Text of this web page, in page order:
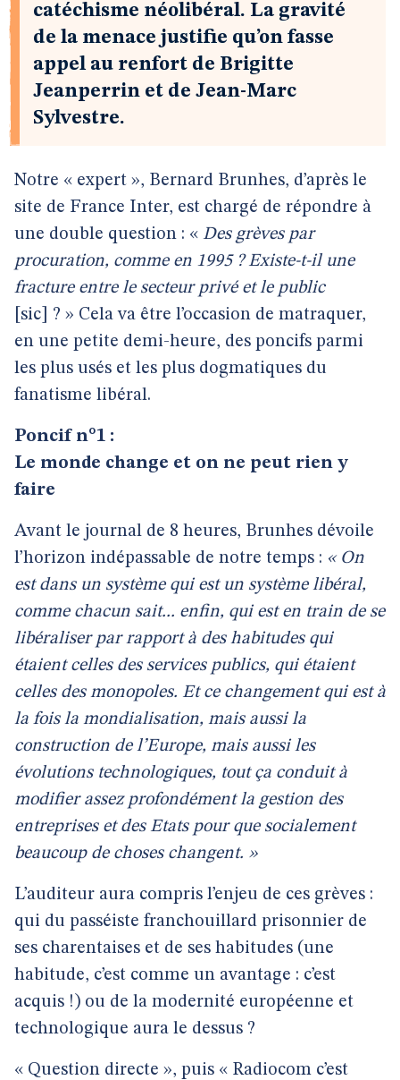
catéchisme néolibéral. La gravité
de la menace justifie qu’on fasse
appel au renfort de Brigitte
Jeanperrin et de Jean-Marc
Sylvestre.
Notre « expert », Bernard Brunhes, d’après le
site de France Inter, est chargé de répondre à
une double question : « Des grèves par
procuration, comme en 1995 ? Existe-t-il une
fracture entre le secteur privé et le public
[sic] ? » Cela va être l’occasion de matraquer,
en une petite demi-heure, des poncifs parmi
les plus usés et les plus dogmatiques du
fanatisme libéral.
Poncif n°1 :
Le monde change et on ne peut rien y
faire
Avant le journal de 8 heures, Brunhes dévoile
l’horizon indépassable de notre temps : « On
est dans un système qui est un système libéral,
comme chacun sait... enfin, qui est en train de se
libéraliser par rapport à des habitudes qui
étaient celles des services publics, qui étaient
celles des monopoles. Et ce changement qui est à
la fois la mondialisation, mais aussi la
construction de l’Europe, mais aussi les
évolutions technologiques, tout ça conduit à
modifier assez profondément la gestion des
entreprises et des Etats pour que socialement
beaucoup de choses changent. »
L’auditeur aura compris l’enjeu de ces grèves :
qui du passéiste franchouillard prisonnier de
ses charentaises et de ses habitudes (une
habitude, c’est comme un avantage : c’est
acquis !) ou de la modernité européenne et
technologique aura le dessus ?
« Question directe », puis « Radiocom c’est